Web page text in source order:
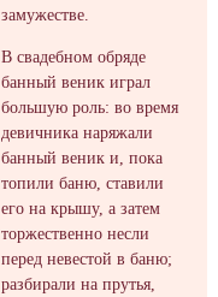
замужестве.
В свадебном обряде
банный веник играл
большую роль: во время
девичника наряжали
банный веник и, пока
топили баню, ставили
его на крышу, а затем
торжественно несли
перед невестой в баню;
разбирали на прутья,